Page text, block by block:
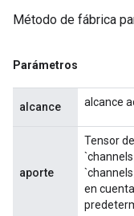
Método de fábrica
Parámetros
alcance alcance
aporte
Tensor
en